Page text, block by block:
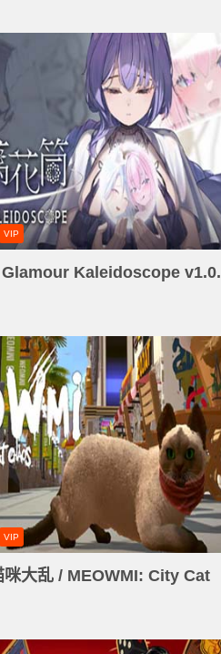
VIP
Glamour Kaleidoscope v1.0.
VIP
咪大乱 / MEOWMI: City Cat